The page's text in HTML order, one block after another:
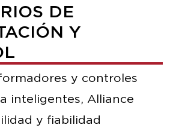
DE
Y
y controles
inteligentes, Alliance
y fiabilidad